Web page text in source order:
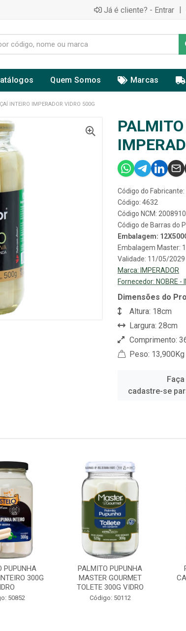
Já é cliente? - Entrar |
Quem Somos Marcas
INTEIRO IMPERADOR VIDRO 500G
Código do Fabricante:
Código: 4632
Código NCM:
Código de Barras do
Embalagem:
Embalagem Master:
Validade: 11/05/2029
Marca: IMPERADOR
Fornecedor: NOBRE -
Dimensões do
Altura: 18cm
Largura: 28cm
Comprimento:
Peso: 13,900Kg
cadastre-se
PUPUNHA
300G
50852
PALMITO PUPUNHA
MASTER GOURMET
TOLETE 300G VIDRO
Código: 50112